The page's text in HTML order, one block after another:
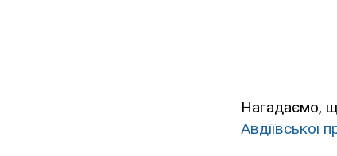
Нагадаємо,
Авдіївської